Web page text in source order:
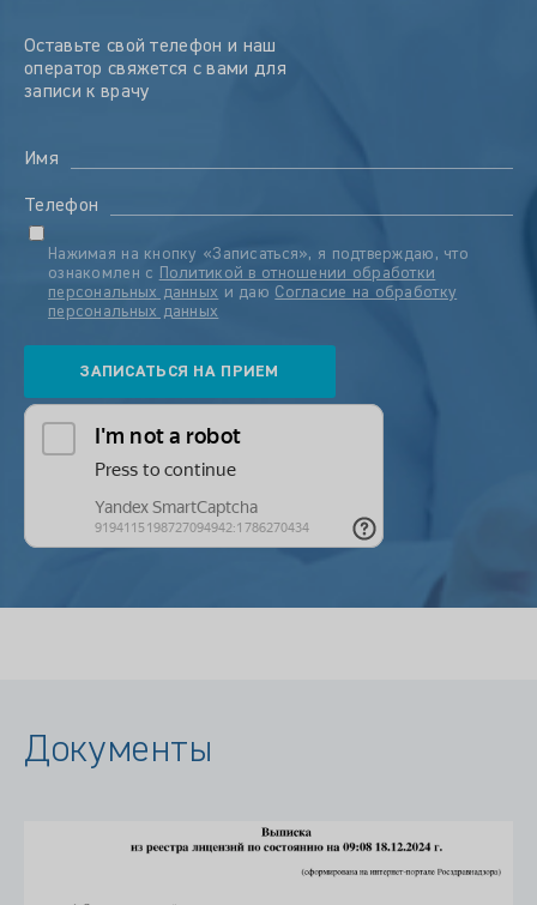
Оставьте свой телефон и наш
оператор свяжется с вами для
записи к врачу
Имя
Телефон
Нажимая на кнопку «Записаться», я подтверждаю, что
ознакомлен с
Политикой в отношении обработки
персональных данных и даю Согласие на обработку
персональных данных
Документы